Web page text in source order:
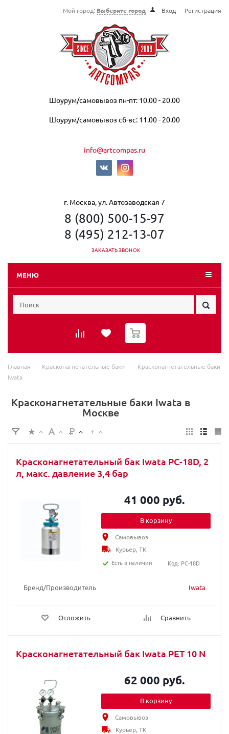
Мой город: Выберите город Вход Регистрация
Шоурум/самовывоз пн-пт: 10.00 - 20.00
Шоурум/самовывоз сб-вс: 11.00 - 20.00
info@artcompas.ru
г. Москва, ул. Автозаводская 7
8 (800) 500-15-97
8 (495) 212-13-07
ЗАКАЗАТЬ ЗВОНОК
МЕНЮ
0
Главная - Красконагнетательные баки -
Красконагнетательные баки
Iwata
Красконагнетательные баки Iwata в
Москве
Красконагнетательный бак Iwata PC-18D, 2
л, макс. давление 3,4 бар
Бренд/Производитель Iwata
Отложить Сравнить
41 000 руб.
В корзину
Самовывоз
Курьер, ТК
Есть в наличии
Код: PC-18D
Красконагнетательный бак Iwata PET 10 N
62 000 руб.
В корзину
Самовывоз
Курьер, ТК